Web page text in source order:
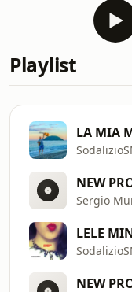
Playlist
LA MIA
Sergio
LELE